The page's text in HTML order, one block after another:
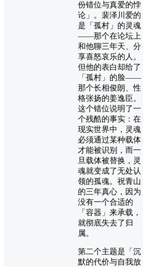
份错位与真爱的悖
论」。裴泽川爱的
是「孤村」的灵魂
——那个在论坛上
和他聊三年天、分
享喜怒哀乐的人。
但他的表白却给了
「孤村」的脸——
那个长相俊朗、性
格张扬的姜逸臣。
这个错位说明了一
个残酷的事实：在
现实世界中，灵魂
必须通过某种载体
才能被识别，而一
旦载体被替换，灵
魂就变成了无处认
领的孤魂。祝青山
的三年真心，因为
没有一个合适的
「容器」来承载，
就彻底失去了归
属。
第二个主题是「沉
默的代价与自我放